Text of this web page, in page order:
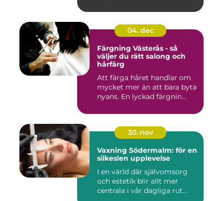
04. dec
Färgning Västerås - så
väljer du rätt salong och
hårfärg
Att färga håret handlar om
mycket mer än att bara byta
nyans. En lyckad färgnin...
30. nov
Vaxning Södermalm: för en
silkeslen upplevelse
I en värld där självomsorg
och estetik blir allt mer
centrala i vår dagliga rut...